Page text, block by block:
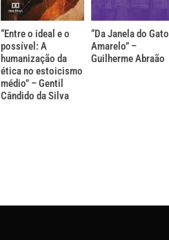
“Entre o ideal e o
possível: A
humanização da
ética no estoicismo
médio” – Gentil
Cândido da Silva
“Da Janela do Gato
Amarelo” –
Guilherme Abraão